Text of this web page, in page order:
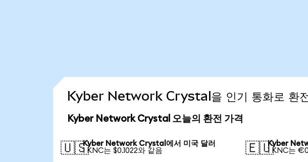
Kyber Network Crystal을 인기 통화로 환
Kyber Network Crystal 오늘의 환전 가격
🇺🇸Kyber Network Crystal에서 미국 달러
1 KNC는 $0.1022와 같음
🇪🇺Kyber
1 KNC는